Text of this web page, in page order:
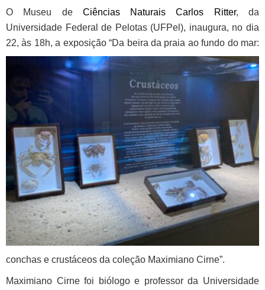
O Museu de Ciências Naturais Carlos Ritter, da
Universidade Federal de Pelotas (UFPel), inaugura, no dia
22, às 18h, a exposição “Da beira da praia ao fundo do mar:
conchas e crustáceos da coleção Maximiano Cirne”.
Maximiano Cirne foi biólogo e professor da Universidade